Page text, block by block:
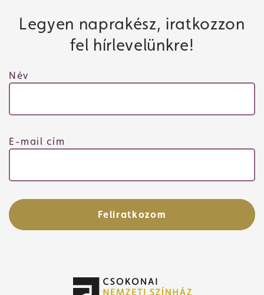
Legyen naprakész, iratkozzon
fel hírlevelünkre!
Név
E-mail cím
Feliratkozom